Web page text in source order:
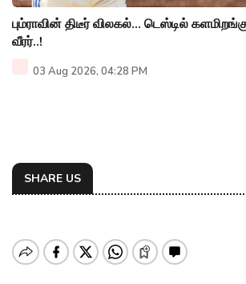
பும்ராவின் திடீர் விலகல்... டெஸ்டில்
வீரர்..!
03 Aug 2026, 04:28 PM
SHARE US